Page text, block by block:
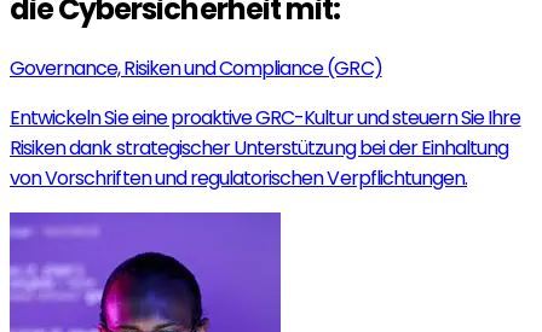
die Cybersicherheit mit:
Governance, Risiken und Compliance (GRC)
Entwickeln Sie eine proaktive GRC-Kultur und steuern Sie Ihre
Risiken dank strategischer Unterstützung bei der Einhaltung
von Vorschriften und regulatorischen Verpflichtungen.